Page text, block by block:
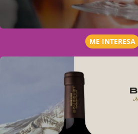
ME INTERESA